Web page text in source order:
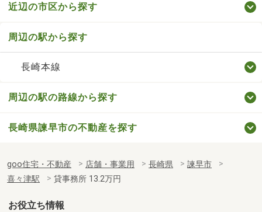
近辺の市区から探す
周辺の駅から探す
長崎本線
周辺の駅の路線から探す
長崎県諫早市の不動産を探す
goo住宅・不動産 店舗・事業用 長崎県
諫早市
喜々津駅
貸事務所 13.2万円
お役立ち情報